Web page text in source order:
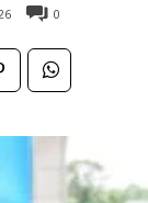
15 Juni 2026
0